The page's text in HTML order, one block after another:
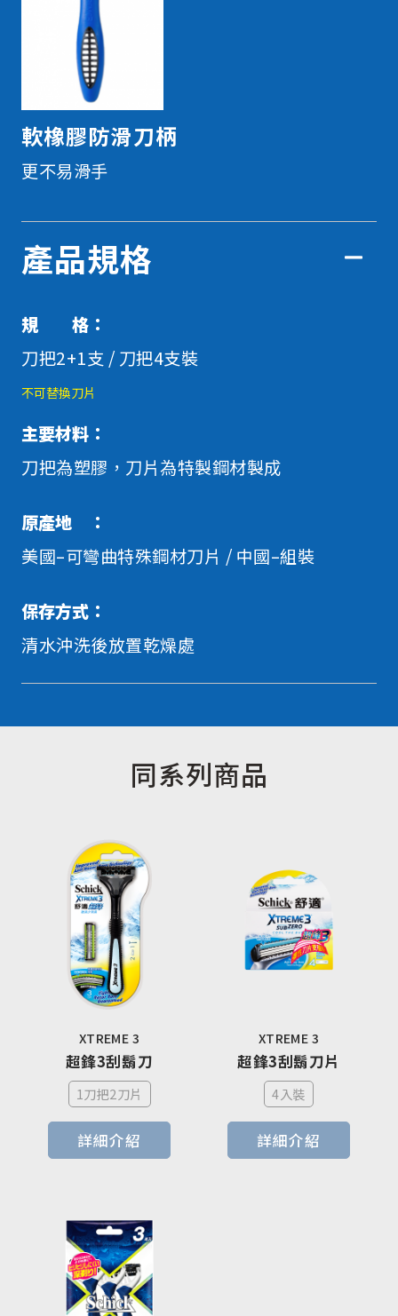
軟橡膠防滑刀柄
更不易滑手
產品規格
規 格：
刀把2+1支 / 刀把4支裝
不可替換刀片
主要材料：
刀把為塑膠，刀片為特製鋼材製成
原產地 ：
美國–可彎曲特殊鋼材刀片 / 中國–組裝
保存方式：
清水沖洗後放置乾燥處
同系列商品
XTREME 3
超鋒3刮鬍刀
1刀把2刀片
詳細介紹
XTREME 3
超鋒3刮鬍刀片
4入裝
詳細介紹